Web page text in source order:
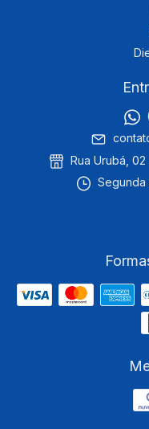
Rua Urubá,
Segunda